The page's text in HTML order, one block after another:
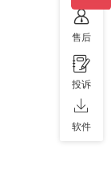
售后
投诉
软件